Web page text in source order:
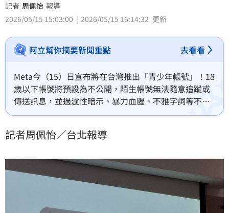
記者 周佩怡 報導
2026/05/15 15:03:00
2026/05/15 16:14:32 更新
阿立幫你摘要新聞重點 去看看
Meta今（15）日宣布將在台灣推出「青少年帳號」！18
歲以下帳號將預設為不公開，陌生帳號無法隨意追蹤或
傳送訊息，並過濾性暗示、暴力血腥、不雅字詞等不適
齡內容；13歲以下更禁止申請帳號，否則若經AI分析用
庭中心」功能，一站式掌握孩子的Instagram、
定每日滑手機時間上限、開啟夜間「睡
記者周佩怡／台北報導